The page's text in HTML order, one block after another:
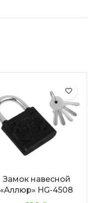
Замок навесной
«Аллюр» HG-4508